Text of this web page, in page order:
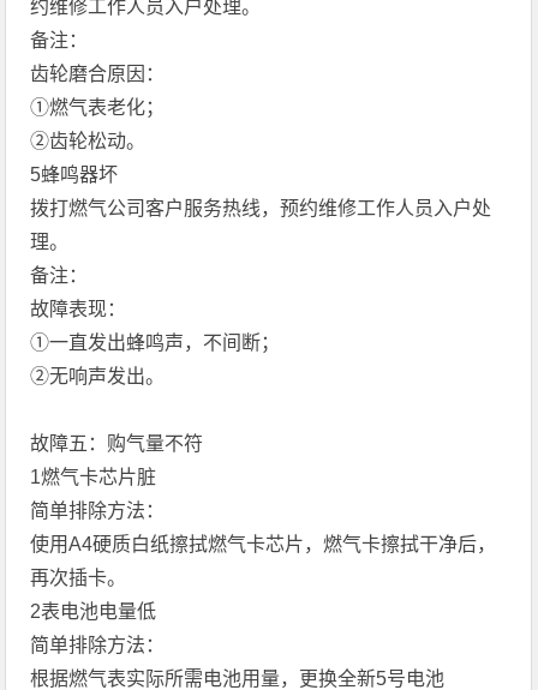
约维修工作人员入户处理。
备注：
齿轮磨合原因：
①燃气表老化；
②齿轮松动。
5蜂鸣器坏
拨打燃气公司客户服务热线，预约维修工作人员入户处
理。
备注：
故障表现：
①一直发出蜂鸣声，不间断；
②无响声发出。
故障五：购气量不符
1燃气卡芯片脏
简单排除方法：
使用A4硬质白纸擦拭燃气卡芯片，燃气卡擦拭干净后，
再次插卡。
2表电池电量低
简单排除方法：
根据燃气表实际所需电池用量，更换全新5号电池